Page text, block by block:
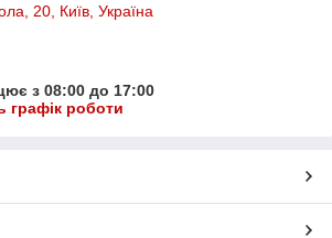
20, Київ, Україна
з 08:00 до 17:00
графік роботи